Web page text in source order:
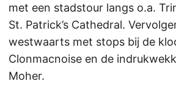
met een stadstour langs o.a.
St. Patrick’s Cathedral.
westwaarts met stops bij de
Clonmacnoise en de
Moher.